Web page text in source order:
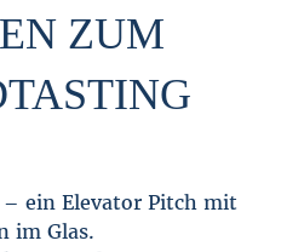
ZUM
– ein Elevator Pitch mit
im Glas.